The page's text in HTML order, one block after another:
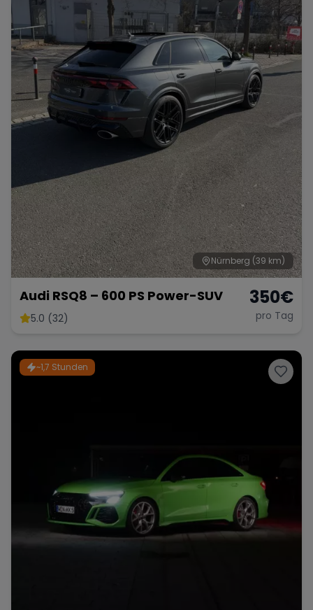
Nürnberg (39 km)
Audi RSQ8 – 600 PS Power-SUV
5.0 (32)
350€
pro Tag
~1,7 Stunden